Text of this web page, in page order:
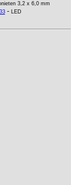
3,2 x 6,0 mm
- LED